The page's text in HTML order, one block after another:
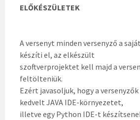
ELŐKÉSZÜLETEK
A versenyt minden versenyző a
készíti el, az elkészült
szoftverprojektet kell majd a
feltölteniük.
Ezért javasoljuk, hogy a
kedvelt JAVA IDE-környezetet,
illetve egy Python IDE-t